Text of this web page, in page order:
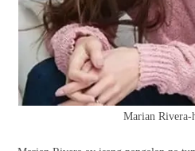
Marian Rivera-